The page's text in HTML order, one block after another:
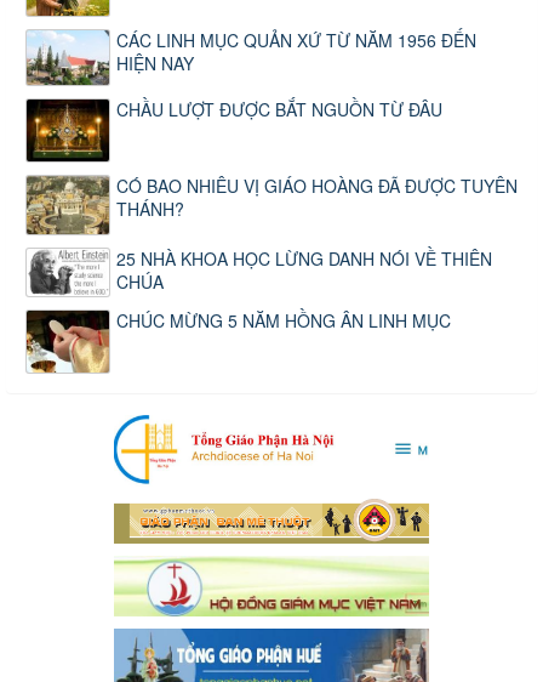
CÁC LINH MỤC QUẢN XỨ TỪ NĂM 1956 ĐẾN
HIỆN NAY
CHẦU LƯỢT ĐƯỢC BẮT NGUỒN TỪ ĐÂU
CÓ BAO NHIÊU VỊ GIÁO HOÀNG ĐÃ ĐƯỢC TUYÊN
THÁNH?
25 NHÀ KHOA HỌC LỪNG DANH NÓI VỀ THIÊN
CHÚA
CHÚC MỪNG 5 NĂM HỒNG ÂN LINH MỤC